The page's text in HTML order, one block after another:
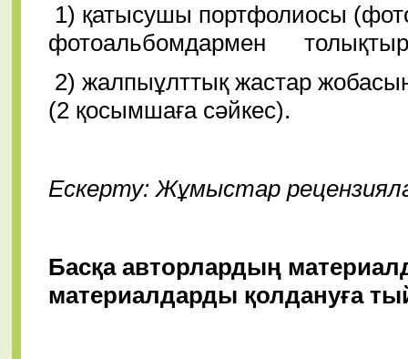
1) қатысушы портфолиосы
фотоальбомдармен
2) жалпыұлттық жастар
(2 қосымшаға сәйкес).
Ескерту: Жұмыстар
Басқа авторлардың
материалдарды қолдануға